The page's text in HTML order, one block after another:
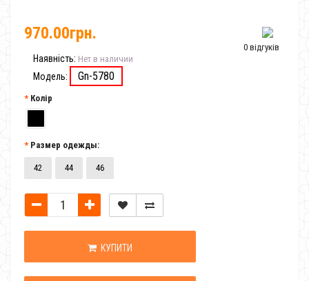
0 відгуків
970.00грн.
Наявність: Нет в наличии
Модель: Gn-5780
Колір
Размер одежды:
42 44 46
КУПИТИ